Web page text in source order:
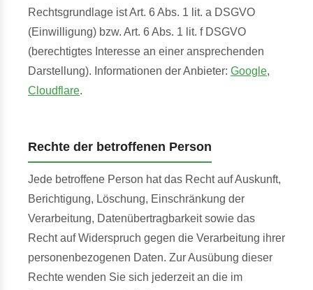
Rechtsgrundlage ist Art. 6 Abs. 1 lit. a DSGVO
(Einwilligung) bzw. Art. 6 Abs. 1 lit. f DSGVO
(berechtigtes Interesse an einer ansprechenden
Darstellung). Informationen der Anbieter: Google,
Cloudflare.
Rechte der betroffenen Person
Jede betroffene Person hat das Recht auf Auskunft,
Berichtigung, Löschung, Einschränkung der
Verarbeitung, Datenübertragbarkeit sowie das
Recht auf Widerspruch gegen die Verarbeitung ihrer
personenbezogenen Daten. Zur Ausübung dieser
Rechte wenden Sie sich jederzeit an die im